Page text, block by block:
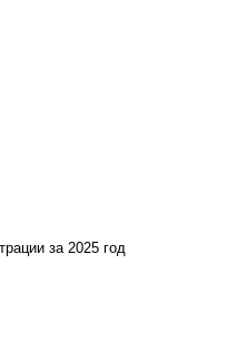
за 2025 год